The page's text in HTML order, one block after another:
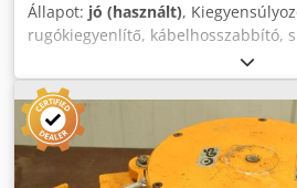
Állapot: jó (használt),
rugókiegyenlítő, kábelhosszabbító,
Cjdpovqbgzjfx Ah Uerf -Gyártó:
rugókiegyenlítő -Teherbírás: 0,4 - 1
mm -Mennyiség: 1x
180/110/H55 mm - Nettó tömeg: 0,6